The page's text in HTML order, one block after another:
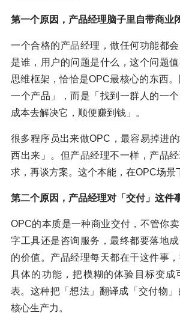
第一个原因，产品经理脑子里自带商业
一个合格的产品经理，做任何功能都
是谁，用户的问题是什么，这个问题
思维框架，恰恰是OPC最核心的东西
一个产品」，而是「找到一群人的一
成本去解决它，顺便赚到钱」。
很多程序员出来做OPC，最容易掉进
西出来」。但产品经理不一样，产品
求，再谈方案。这个本能，在OPC场景
第二个原因，产品经理对「交付」这件
OPC的本质是一种商业交付，不管你
字工具还是咨询服务，最终都要落地
的价值。产品经理每天都在干这件事
具体的功能，把模糊的体验目标变成
表。这种把「想法」翻译成「交付物
核心生产力。